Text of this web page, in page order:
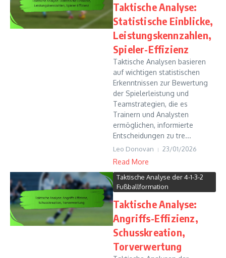
Taktische Analyse:
Statistische Einblicke,
Leistungskennzahlen,
Spieler-Effizienz
Taktische Analysen basieren
auf wichtigen statistischen
Erkenntnissen zur Bewertung
der Spielerleistung und
Teamstrategien, die es
Trainern und Analysten
ermöglichen, informierte
Entscheidungen zu tre...
Leo Donovan 23/01/2026
Read More
Taktische Analyse der 4-1-3-2
Fußballformation
Taktische Analyse:
Angriffs-Effizienz,
Schusskreation,
Torverwertung